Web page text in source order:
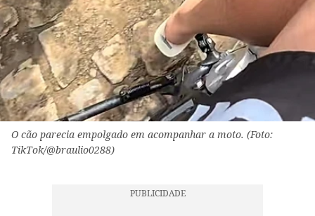
O cão parecia empolgado em acompanhar a moto. (Foto:
TikTok/@braulio0288)